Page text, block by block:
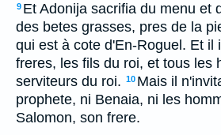
9 Et Adonija sacrifia du menu et
des betes grasses, pres de la
qui est à cote d'En-Roguel. Et il
freres, les fils du roi, et tous les
serviteurs du roi. 10 Mais il
prophete, ni Benaia, ni les
Salomon, son frere.